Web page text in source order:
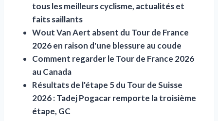
tous les meilleurs cyclisme, actualités et
faits saillants
Wout Van Aert absent du Tour de France
2026 en raison d'une blessure au coude
Comment regarder le Tour de France 2026
au Canada
Résultats de l'étape 5 du Tour de Suisse
2026 : Tadej Pogacar remporte la troisième
étape, GC